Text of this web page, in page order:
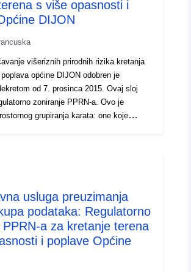
Resurs:
http://inspire.ec.europa.eu/
s više opasnosti i
DIJON
višeriznih prirodnih rizika kretanja
općine DIJON odobren je
od 7. prosinca 2015. Ovaj sloj
zoniranje PPRN-a. Ovo je
grupiranja karata: one koje
usluga preuzimanja
podataka: Regulatorno
PPRN-a za kretanje terena
i poplave Općine